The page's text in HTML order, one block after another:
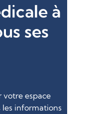
à
ses
votre espace
informations